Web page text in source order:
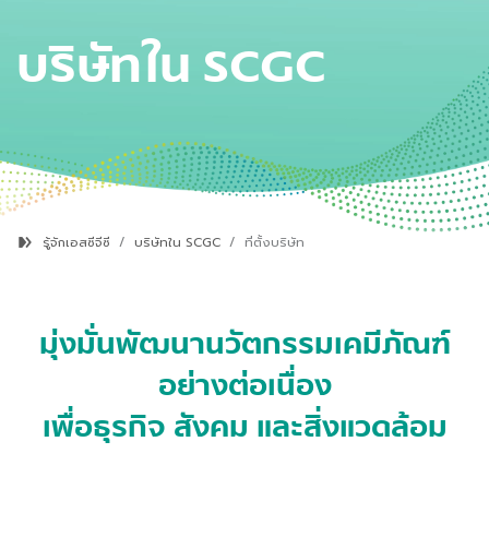
บริษัทในSCGC
รู้จักเอสซีจีซี บริษัทใน SCGC ที่ตั้งบริษัท
มุ่งมั่นพัฒนานวัตกรรมเคมีภัณฑ์
อย่างต่อเนื่อง
เพื่อธุรกิจ สังคม และสิ่งแวดล้อม